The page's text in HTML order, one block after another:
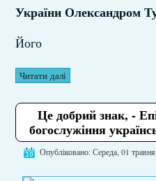
України Олександром
Його
Читати далі
Це добрий знак, -
богослужіння
Опубліковано: Середа, 01